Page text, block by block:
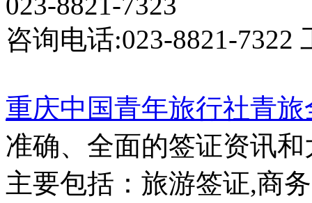
咨询电话:023-8821-7322
重庆中国青年旅行社青旅
准确、全面的签证资讯
主要包括：旅游签证,商